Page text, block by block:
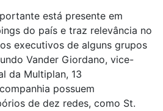
está presente em
do país e traz relevância no
executivos de alguns grupos
Vander Giordano, vice-
da Multiplan, 13
possuem
de dez redes, como St.